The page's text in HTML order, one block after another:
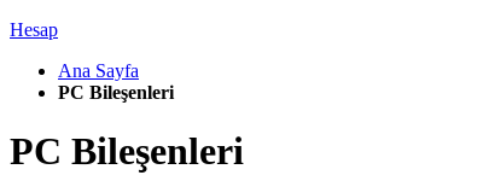
Hesap
Ana Sayfa
PC Bileşenleri
PC Bileşenleri